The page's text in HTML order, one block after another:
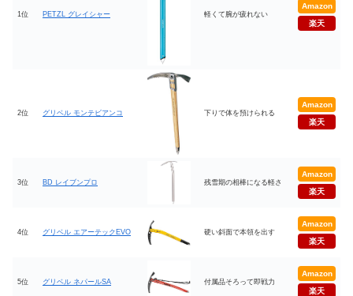
1位 PETZL グレイシャー 軽くて腕が疲れない
Amazon
楽天
2位 グリベル モンテビアンコ 下りで体を預けられる
Amazon
楽天
3位 BD レイブンプロ 残雪期の相棒になる軽さ
Amazon
楽天
4位 グリベル エアーテックEVO 硬い斜面で本領を出す
Amazon
楽天
5位 グリベル ネパールSA 付属品そろって即戦力
Amazon
楽天